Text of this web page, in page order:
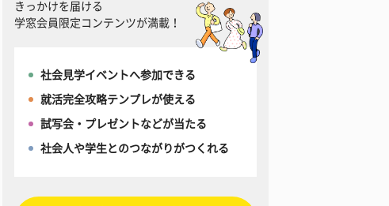
きっかけを届ける
学窓会員限定コンテンツが満載！
社会見学イベントへ参加できる
就活完全攻略テンプレが使える
試写会・プレゼントなどが当たる
社会人や学生とのつながりがつくれる